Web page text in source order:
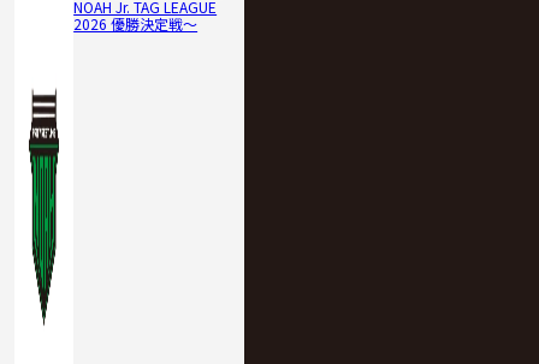
NOAH Jr. TAG LEAGUE
2026 優勝決定戦～